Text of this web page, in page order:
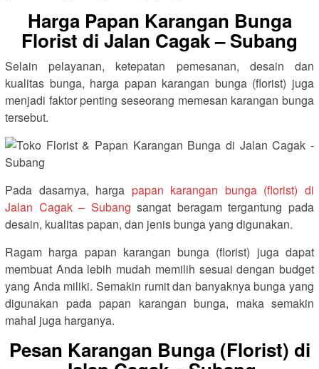
Harga Papan Karangan Bunga
Florist di Jalan Cagak – Subang
Selain pelayanan, ketepatan pemesanan, desain dan
kualitas bunga, harga papan karangan bunga (florist) juga
menjadi faktor penting seseorang memesan karangan bunga
tersebut.
Pada dasarnya, harga papan karangan bunga (florist) di
Jalan Cagak – Subang sangat beragam tergantung pada
desain, kualitas papan, dan jenis bunga yang digunakan.
Ragam harga papan karangan bunga (florist) juga dapat
membuat Anda lebih mudah memilih sesuai dengan budget
yang Anda miliki. Semakin rumit dan banyaknya bunga yang
digunakan pada papan karangan bunga, maka semakin
mahal juga harganya.
Pesan Karangan Bunga (Florist) di